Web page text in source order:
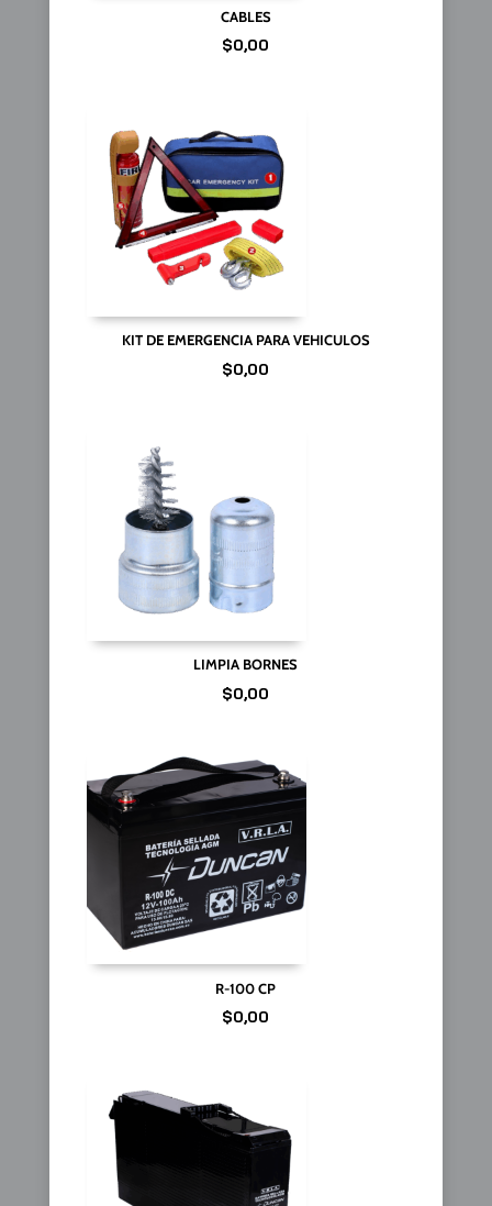
CABLES
$0,00
KIT DE EMERGENCIA PARA VEHICULOS
$0,00
LIMPIA BORNES
$0,00
R-100 CP
$0,00